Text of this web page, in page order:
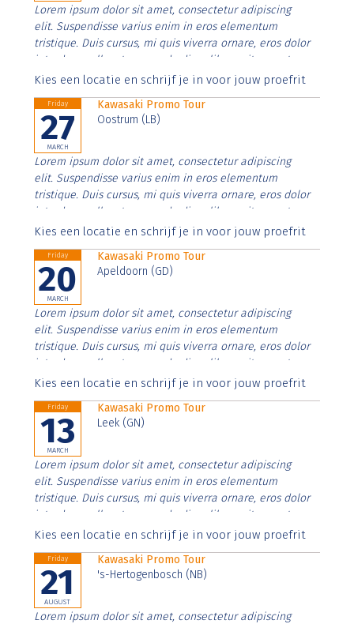
Lorem ipsum dolor sit amet, consectetur adipiscing
elit. Suspendisse varius enim in eros elementum
tristique. Duis cursus, mi quis viverra ornare, eros dolor
interdum nulla, ut commodo diam libero vitae erat.
Aenean faucibus nibh et justo cursus id rutrum lorem
Kies een locatie en schrijf je in voor jouw proefrit
Friday
27
MARCH
Kawasaki Promo Tour
Oostrum (LB)
Lorem ipsum dolor sit amet, consectetur adipiscing
elit. Suspendisse varius enim in eros elementum
tristique. Duis cursus, mi quis viverra ornare, eros dolor
interdum nulla, ut commodo diam libero vitae erat.
Aenean faucibus nibh et justo cursus id rutrum lorem
Kies een locatie en schrijf je in voor jouw proefrit
Friday
20
MARCH
Kawasaki Promo Tour
Apeldoorn (GD)
Lorem ipsum dolor sit amet, consectetur adipiscing
elit. Suspendisse varius enim in eros elementum
tristique. Duis cursus, mi quis viverra ornare, eros dolor
interdum nulla, ut commodo diam libero vitae erat.
Aenean faucibus nibh et justo cursus id rutrum lorem
Kies een locatie en schrijf je in voor jouw proefrit
Friday
13
MARCH
Kawasaki Promo Tour
Leek (GN)
Lorem ipsum dolor sit amet, consectetur adipiscing
elit. Suspendisse varius enim in eros elementum
tristique. Duis cursus, mi quis viverra ornare, eros dolor
interdum nulla, ut commodo diam libero vitae erat.
Aenean faucibus nibh et justo cursus id rutrum lorem
Kies een locatie en schrijf je in voor jouw proefrit
Friday
21
AUGUST
Kawasaki Promo Tour
's-Hertogenbosch (NB)
Lorem ipsum dolor sit amet, consectetur adipiscing